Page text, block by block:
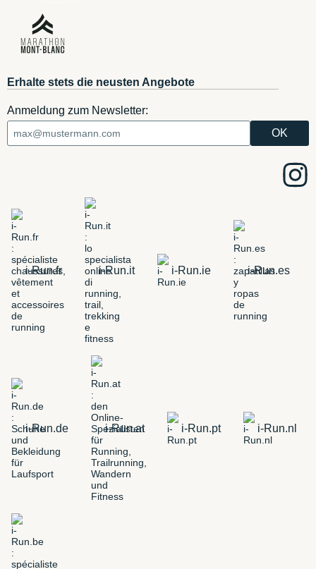
Erhalte stets die neusten Angebote
Anmeldung zum Newsletter:
i-Run.fr i-Run.it i-Run.ie i-Run.es
i-Run.de i-Run.at i-Run.pt i-Run.nl